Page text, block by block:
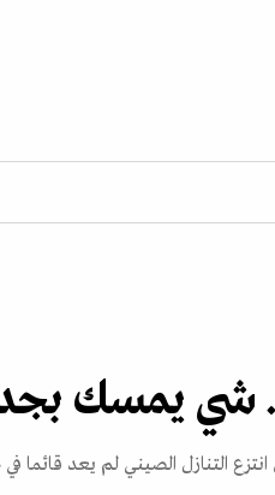
شي يمسك
انتزع التنازل الصيني لم يعد